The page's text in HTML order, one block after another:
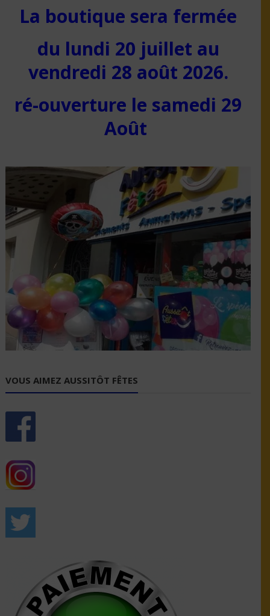
La boutique sera fermée
du lundi 20 juillet au
vendredi 28 août 2026.
ré-ouverture le samedi 29
Août
VOUS AIMEZ AUSSITÔT FÊTES